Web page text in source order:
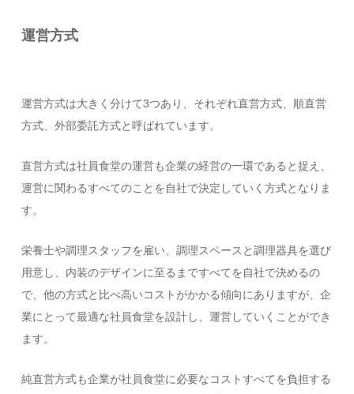
運営方式
運営方式は大きく分けて3つあり、それぞれ直営方式、順直営
方式、外部委託方式と呼ばれています。
直営方式は社員食堂の運営も企業の経営の一環であると捉え、
運営に関わるすべてのことを自社で決定していく方式となりま
す。
栄養士や調理スタッフを雇い、調理スペースと調理器具を選び
用意し、内装のデザインに至るまですべてを自社で決めるの
で、他の方式と比べ高いコストがかかる傾向にありますが、企
業にとって最適な社員食堂を設計し、運営していくことができ
ます。
純直営方式も企業が社員食堂に必要なコストすべてを負担する